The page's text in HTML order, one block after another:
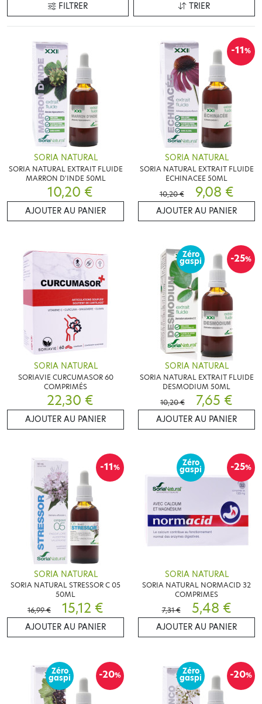
FILTRER TRIER
SORIA NATURAL
SORIA NATURAL EXTRAIT FLUIDE
MARRON D'INDE 50ML
10,20 €
AJOUTER AU PANIER
-11%
SORIA NATURAL
SORIA NATURAL EXTRAIT FLUIDE
ECHINACEE 50ML
10,20 €
9,08 €
AJOUTER AU PANIER
SORIA NATURAL
SORIAVIE CURCUMASOR 60
COMPRIMÉS
22,30 €
AJOUTER AU PANIER
-25%
Zéro
gaspi
SORIA NATURAL
SORIA NATURAL EXTRAIT FLUIDE
DESMODIUM 50ML
10,20 €
7,65 €
AJOUTER AU PANIER
-11%
SORIA NATURAL
SORIA NATURAL STRESSOR C 05
50ML
16,99 €
15,12 €
AJOUTER AU PANIER
-25%
Zéro
gaspi
SORIA NATURAL
SORIA NATURAL NORMACID 32
COMPRIMES
7,31 €
5,48 €
AJOUTER AU PANIER
-20%
Zéro
gaspi -20%
Zéro
gaspi